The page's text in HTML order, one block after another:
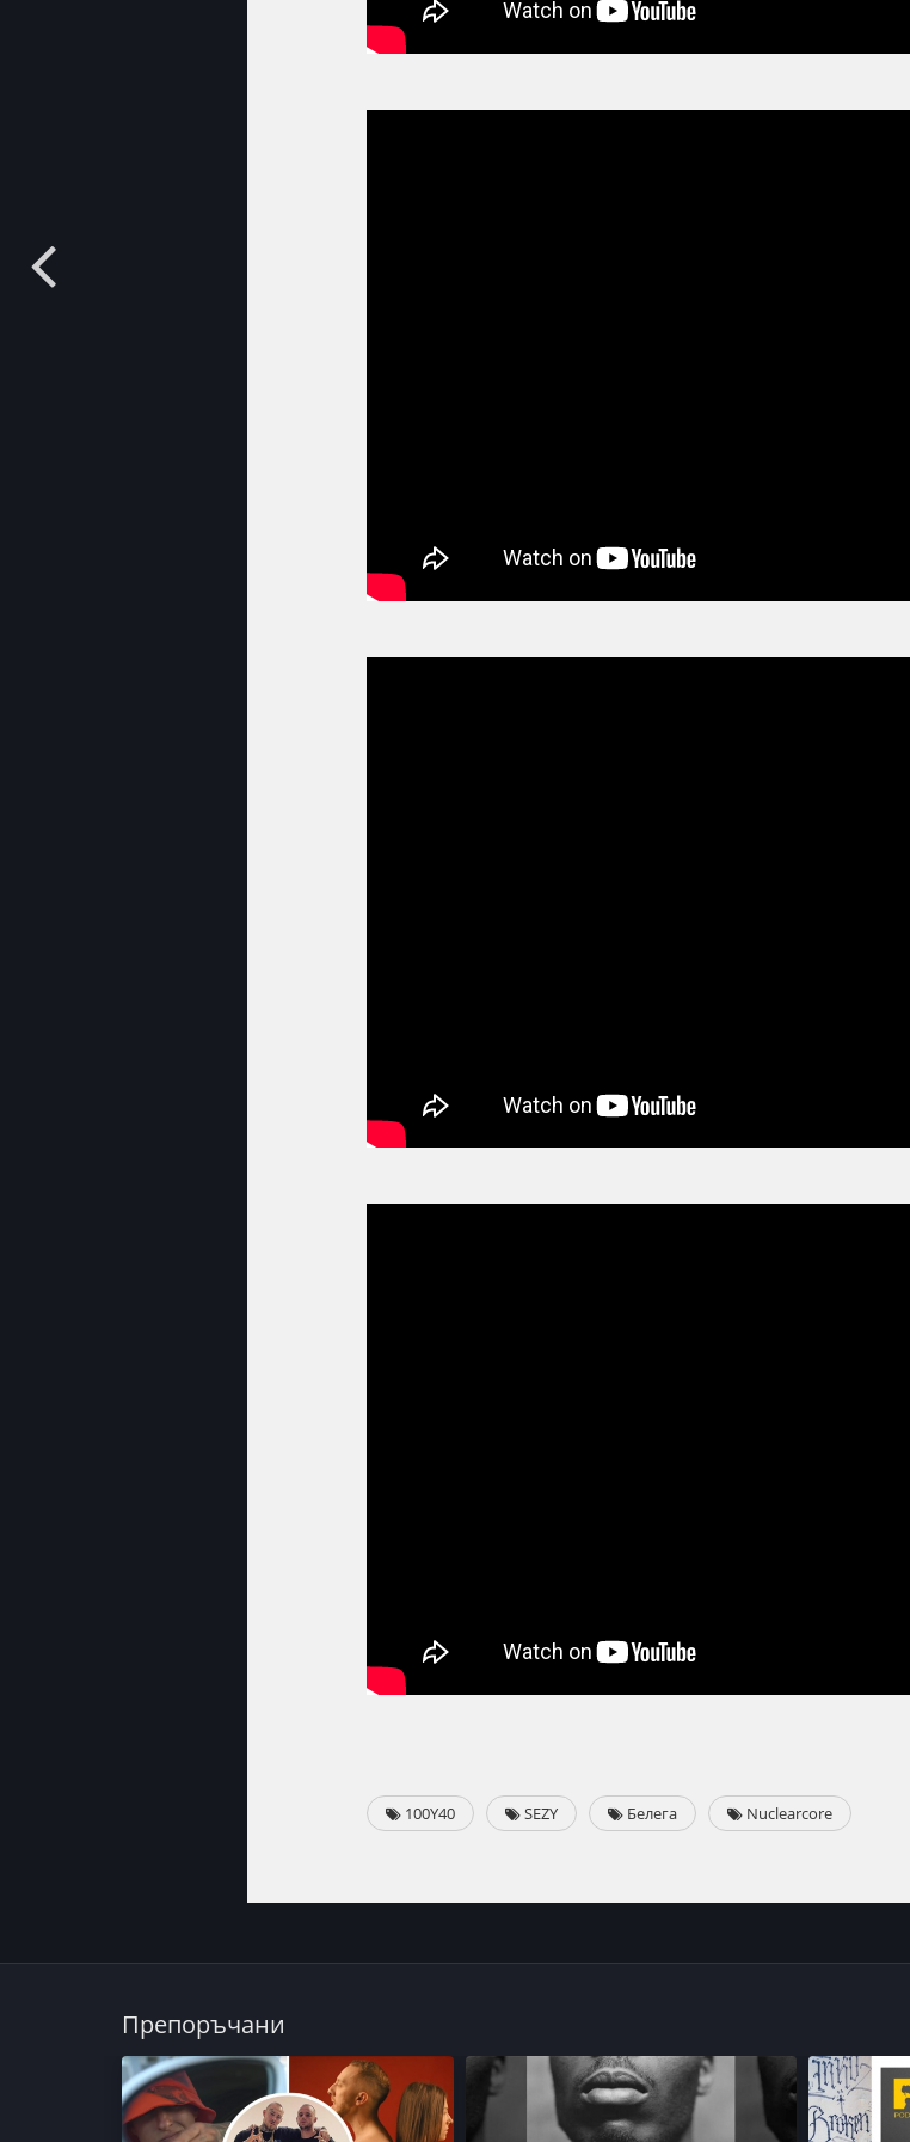
100Y40 SEZY Белега Nuclearcore
Препоръчани